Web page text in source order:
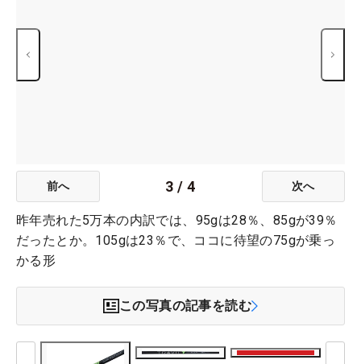
前へ 3 /4 次へ
昨年売れた5万本の内訳では、95gは28％、85gが39％
だったとか。105gは23％で、ココに待望の75gが乗っ
かる形
この写真の記事を読む